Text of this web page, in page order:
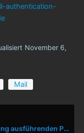
authentication-
November 6,
Mail
Personen